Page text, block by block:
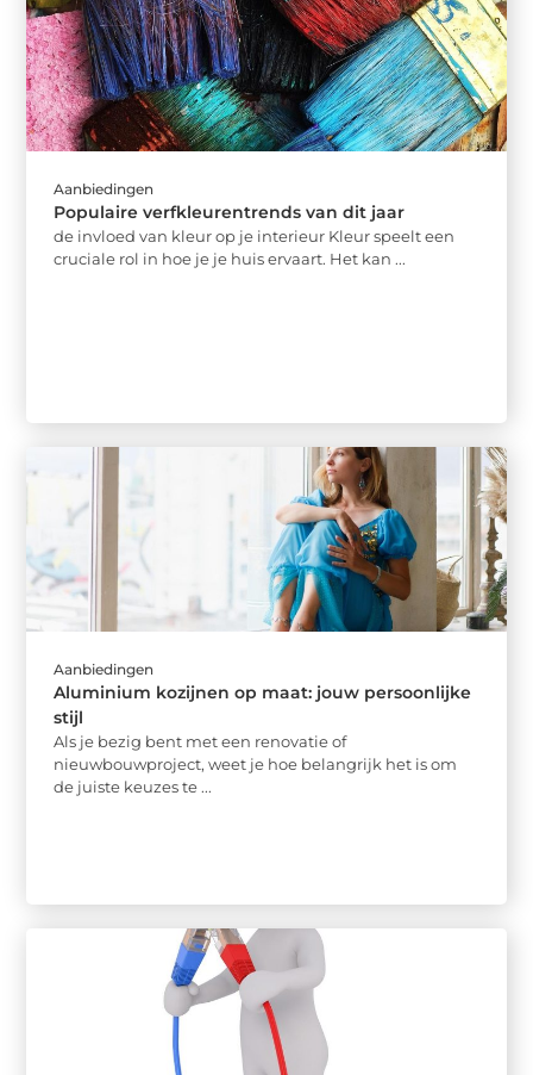
Aanbiedingen
Populaire verfkleurentrends van dit jaar
de invloed van kleur op je interieur Kleur speelt een
cruciale rol in hoe je je huis ervaart. Het kan ...
Aanbiedingen
Aluminium kozijnen op maat: jouw persoonlijke
stijl
Als je bezig bent met een renovatie of
nieuwbouwproject, weet je hoe belangrijk het is om
de juiste keuzes te ...